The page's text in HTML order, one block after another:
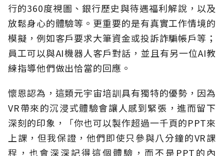
行的360度視圖、銀行歷史與待遇福利解說，以及
放鬆身心的體驗等。更重要的是有真實工作情境的
模擬，例如客戶要求大筆資金或投訴詐騙帳戶等；
員工可以與AI機器人客戶對話，並且有另一位AI教
練指導他們做出恰當的回應。
懷恩認為，這類元宇宙培訓具有獨特的優勢，因為
VR帶來的沉浸式體驗會讓人感到緊張，進而留下
深刻的印象，「你也可以製作超過一千頁的PPT來
上課，但我保證，他們即使只參與八分鐘的VR課
程，也會深深記得這個體驗，而不是PPT的內